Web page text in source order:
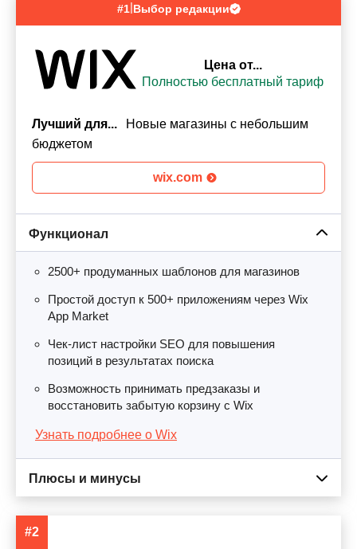
#1|Выбор редакции
Цена от...
Полностью бесплатный тариф
Лучший для...
Новые магазины с небольшим
бюджетом
wix.com
Функционал
2500+ продуманных шаблонов для магазинов
Простой доступ к 500+ приложениям через Wix
App Market
Чек-лист настройки SEO для повышения
позиций в результатах поиска
Возможность принимать предзаказы и
восстановить забытую корзину с Wix
Узнать подробнее о Wix
Плюсы и минусы
#2